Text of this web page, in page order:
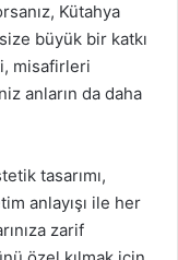
Kütahya
büyük bir katkı
misafirleri
anların da daha
tasarımı,
anlayışı ile her
zarif